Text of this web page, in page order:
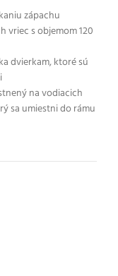
zápachu
vriec s objemom 120
dvierkam, ktoré sú
na vodiacich
sa umiestni do rámu